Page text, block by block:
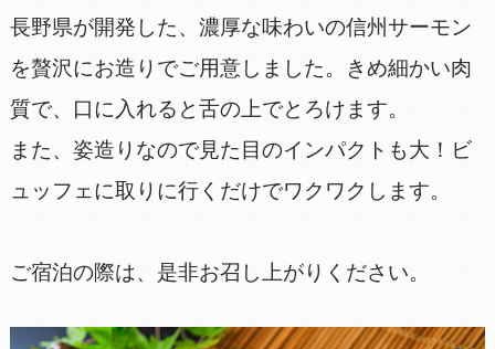
長野県が開発した、濃厚な味わいの信州サーモン
を贅沢にお造りでご用意しました。きめ細かい肉
質で、口に入れると舌の上でとろけます。
また、姿造りなので見た目のインパクトも大！ビ
ュッフェに取りに行くだけでワクワクします。
ご宿泊の際は、是非お召し上がりください。